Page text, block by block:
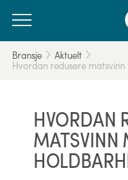
Bransje Aktuelt
Hvordan redusere
HVORDAN
MATSVINN